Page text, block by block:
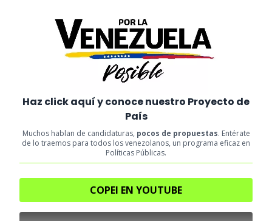
Haz click aquí y conoce nuestro Proyecto de
País
Muchos hablan de candidaturas, pocos de propuestas. Entérate
de lo traemos para todos los venezolanos, un programa eficaz en
Políticas Públicas.
COPEI EN YOUTUBE